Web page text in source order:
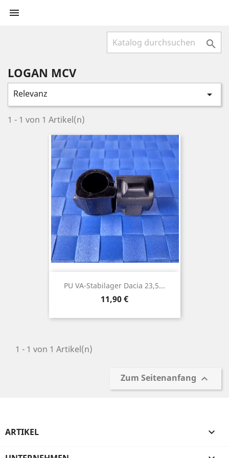


LOGAN MCV
Relevanz 
1 - 1 von 1 Artikel(n)
PU VA-Stabilager Dacia 23,5...
Preis
11,90 €
1 - 1 von 1 Artikel(n)
Zum Seitenanfang 
ARTIKEL 